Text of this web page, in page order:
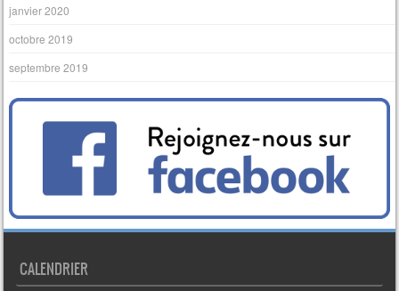
janvier 2020
octobre 2019
septembre 2019
CALENDRIER